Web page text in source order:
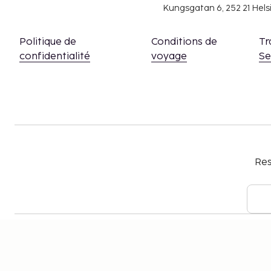
Kungsgatan 6, 252 21
Politique de
confidentialité
Conditions de
voyage